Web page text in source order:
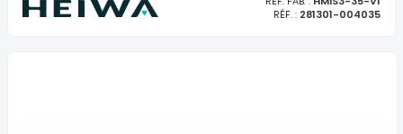
RÉF. : 281301-004035